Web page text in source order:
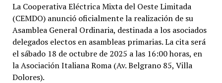
La Cooperativa Eléctrica Mixta del Oeste Limitada
(CEMDO) anunció oficialmente la realización de su
Asamblea General Ordinaria, destinada a los asociados
delegados electos en asambleas primarias. La cita será
el sábado 18 de octubre de 2025 a las 16:00 horas, en
la Asociación Italiana Roma (Av. Belgrano 85, Villa
Dolores).